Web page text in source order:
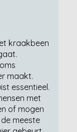
kraakbeen
maakt.
essentieel.
met
of mogen
meeste